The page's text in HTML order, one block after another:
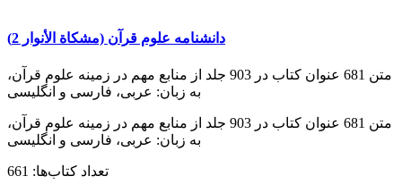
دانشنامه علوم قرآن (مشکاة الأنوار 2)
متن 681 عنوان کتاب در 903 جلد از منابع مهم در زمينه علوم قرآن،
به زبان: عربی، فارسی و انگلیسی
متن 681 عنوان کتاب در 903 جلد از منابع مهم در زمينه علوم قرآن،
به زبان: عربی، فارسی و انگلیسی
تعداد کتاب‌ها: 661